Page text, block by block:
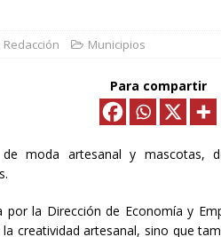
Y ESPECIALISTAS QUE
[ abril 15, 2026 ] Presenta Ray Vázquez
[ abril 13, 2026 ]
No es tiempo de
Redacción Municipios
Para compartir
moda artesanal y mascotas,
por la Dirección de Economía y
creatividad artesanal, sino que